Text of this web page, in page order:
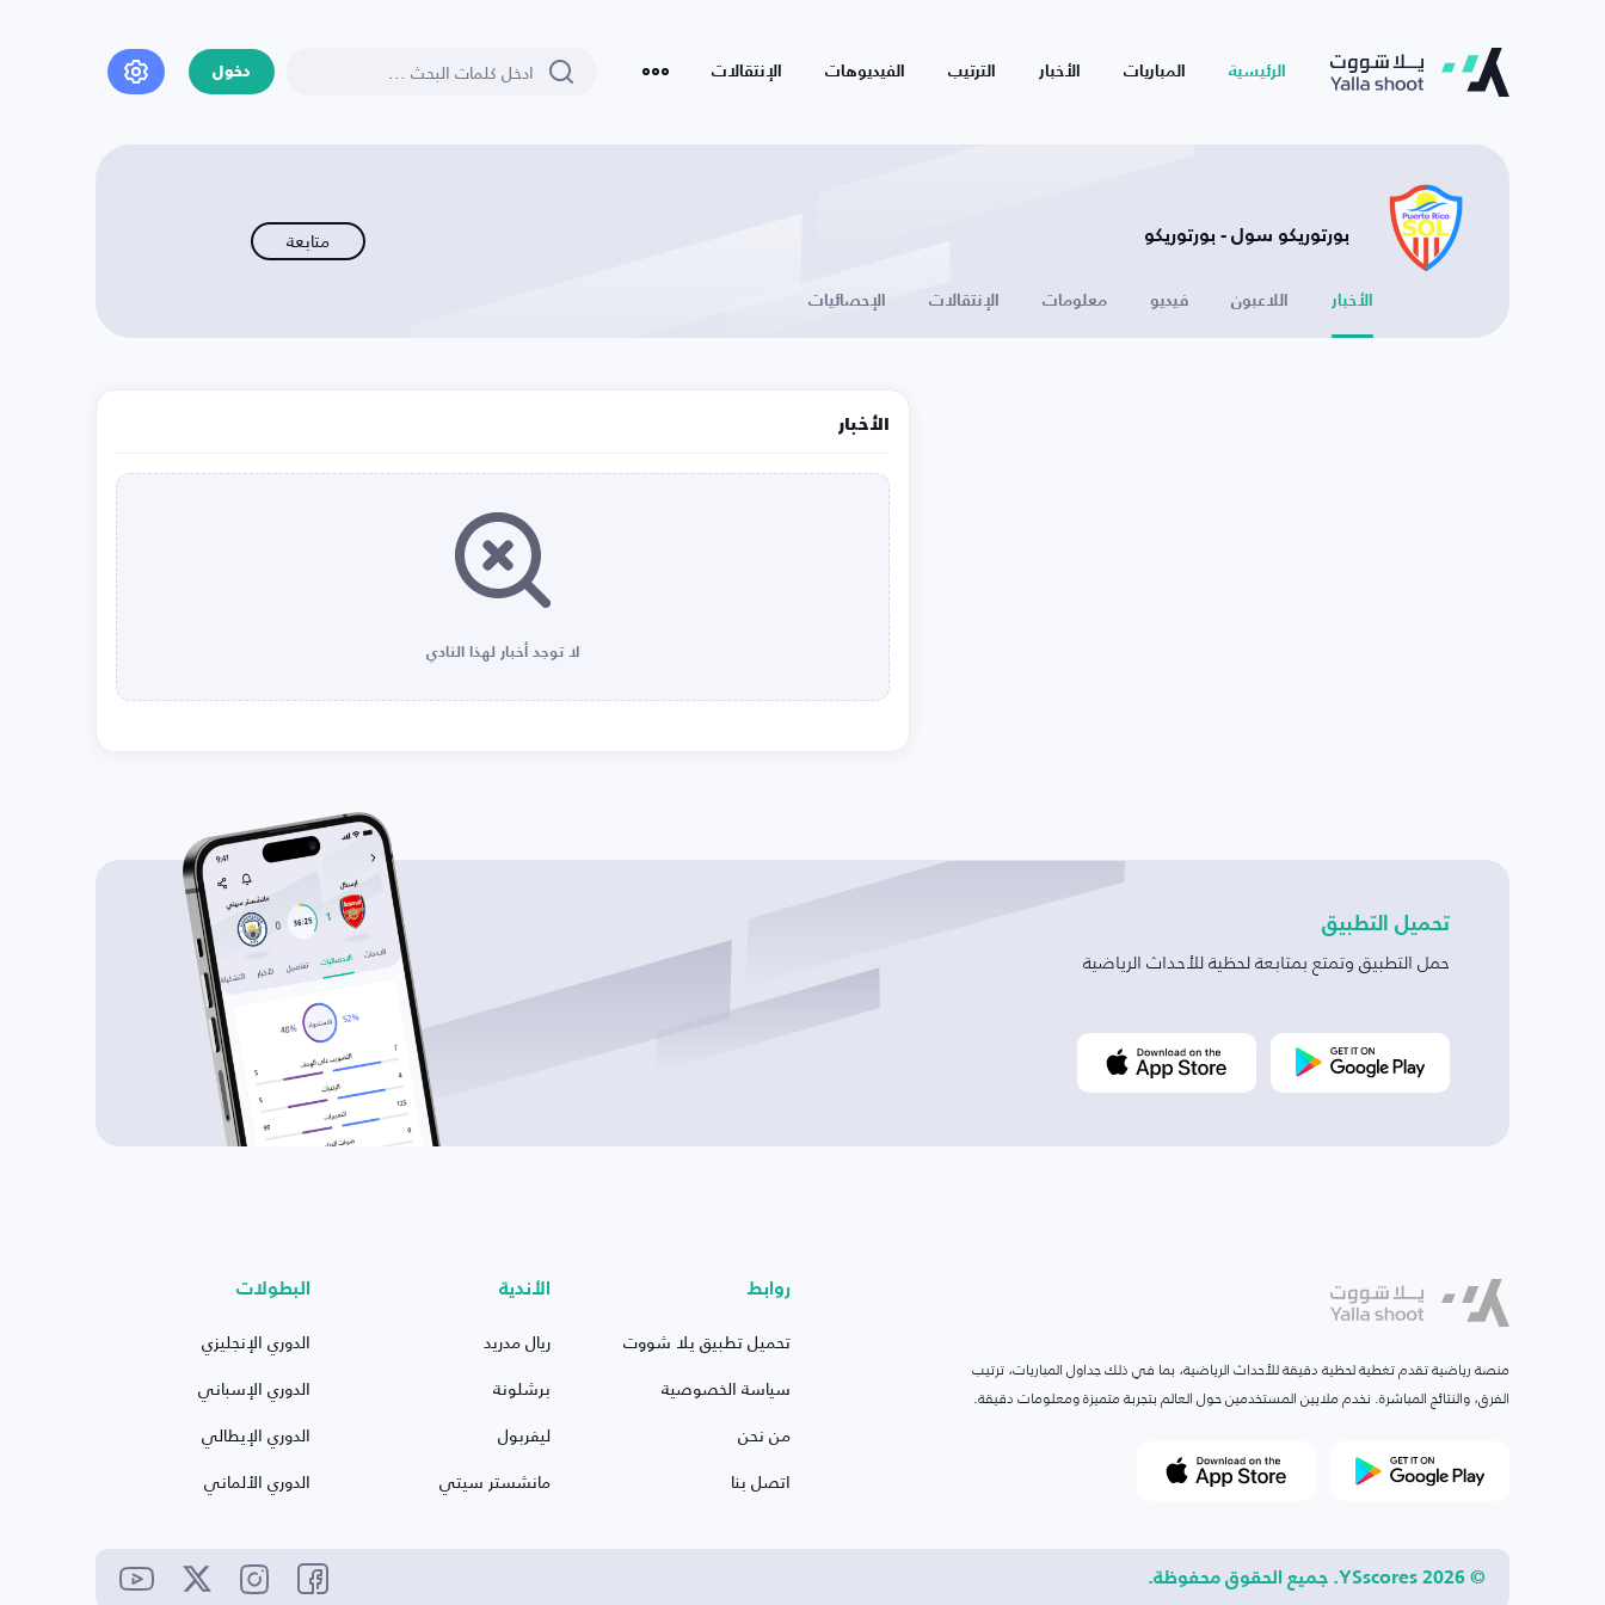
الرئيسية المباريات الأخبار الترتيب الفيديوهات الإنتقالات دخول
بورتوريكو سول - بورتوريكو متابعة
الأخبار اللاعبون فيديو معلومات الإنتقالات الإحصائيات
الأخبار
لا توجد أخبار لهذا النادي
تحميل التطبيق
حمل التطبيق وتمتع بمتابعة لحظية للأحداث الرياضية
منصة رياضية تقدم تغطية لحظية دقيقة للأحداث الرياضية، بما في ذلك جداول المباريات، ترتيب
الفرق، والنتائج المباشرة. نخدم ملايين المستخدمين حول العالم بتجربة متميزة ومعلومات دقيقة.
روابط
تحميل تطبيق يلا شووت
سياسة الخصوصية
من نحن
اتصل بنا
الأندية
ريال مدريد
برشلونة
ليفربول
مانشستر سيتي
البطولات
الدوري الإنجليزي
الدوري الإسباني
الدوري الإيطالي
الدوري الألماني
© 2026 YSscores. جميع الحقوق محفوظة.